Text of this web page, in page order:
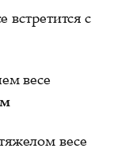
встретится с
весе
весе